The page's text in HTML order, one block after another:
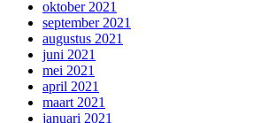
oktober 2021
september 2021
augustus 2021
juni 2021
mei 2021
april 2021
maart 2021
januari 2021